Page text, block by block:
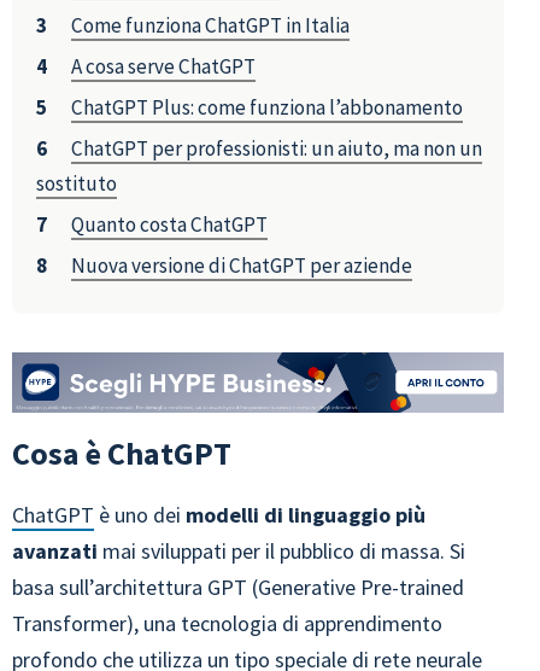
Come funziona ChatGPT in Italia
A cosa serve ChatGPT
ChatGPT Plus: come funziona l’abbonamento
ChatGPT per professionisti: un aiuto, ma non un
sostituto
Quanto costa ChatGPT
Nuova versione di ChatGPT per aziende
Cosa è ChatGPT
ChatGPT è uno dei modelli di linguaggio più
avanzati mai sviluppati per il pubblico di massa. Si
basa sull’architettura GPT (Generative Pre-trained
Transformer), una tecnologia di apprendimento
profondo che utilizza un tipo speciale di rete neurale